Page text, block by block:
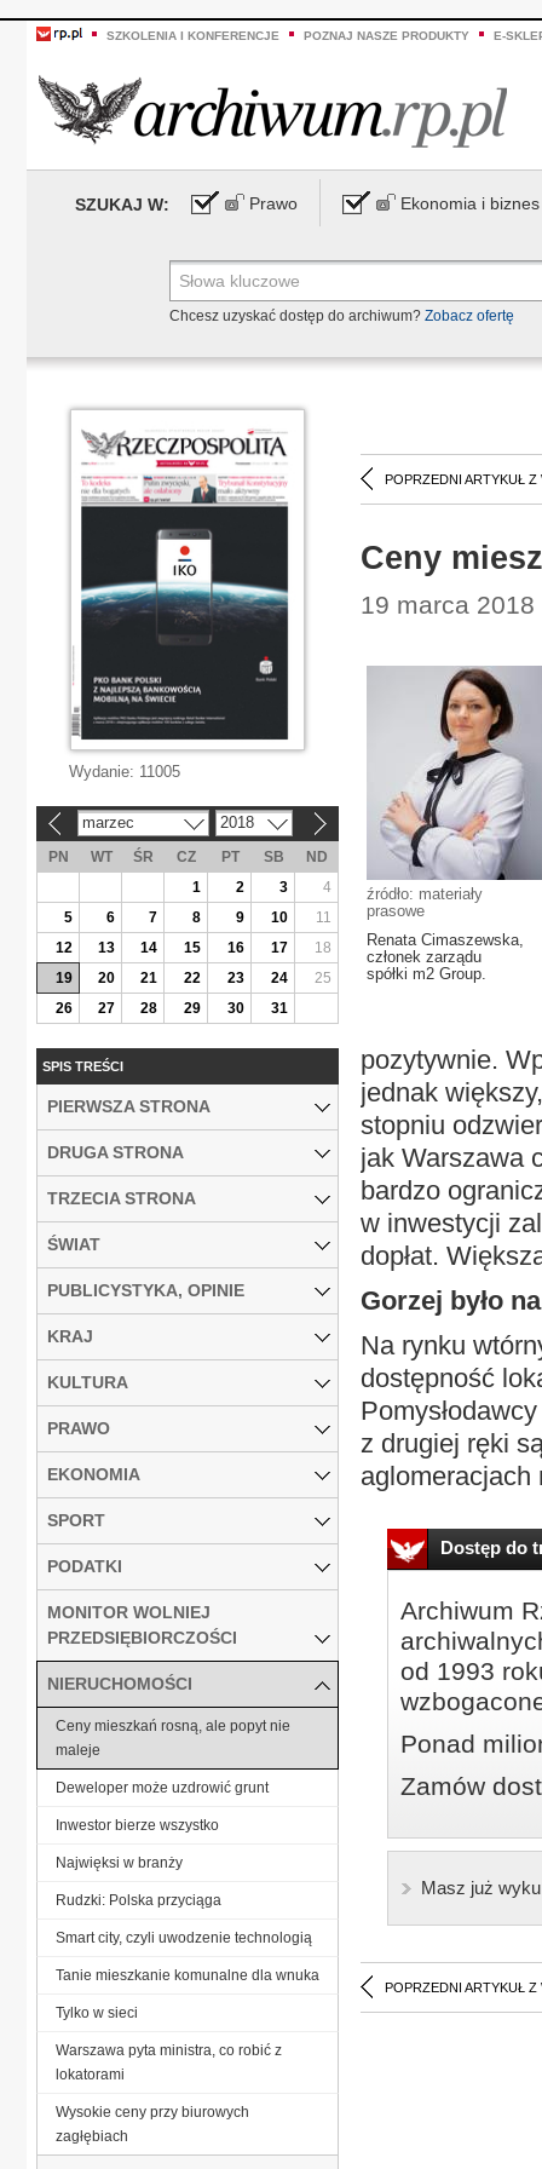
SZKOLENIA I KONFERENCJE POZNAJ NASZE PRODUKTY E-
SZUKAJ W: Prawo Ekonomia i biznes
Chcesz uzyskać dostęp do archiwum? Zobacz ofertę
POPRZEDNI ARTYKUŁ Z
Ceny
19 marca
źródło: materiały
prasowe
Renata Cimaszewska,
członek zarządu
spółki m2 Group.
pozytywnie.
jednak
stopniu
jak Warszawa
bardzo
w inwestycji
dopłat.
Gorzej było
Na rynku
dostępność
z drugiej ręki
aglomeracjach
Dostęp do
Archiwum
od 1993
Ponad
Zamów
Masz już
POPRZEDNI ARTYKUŁ Z
Wydanie: 11005
marzec 2018
PN WT ŚR CZ PT SB
ND
1
2 3
4
5
6 7 8 9 10
11
12
13 14 15 16 17
18
19
20 21 22 23 24
25
26
27 28 29 30 31
SPIS TREŚCI
PIERWSZA STRONA
DRUGA STRONA
TRZECIA STRONA
ŚWIAT
PUBLICYSTYKA, OPINIE
KRAJ
KULTURA
PRAWO
EKONOMIA
SPORT
PODATKI
MONITOR WOLNIEJ
PRZEDSIĘBIORCZOŚCI
NIERUCHOMOŚCI
Ceny mieszkań rosną, ale popyt nie
maleje
Deweloper może uzdrowić grunt
Inwestor bierze wszystko
Najwięksi w branży
Rudzki: Polska przyciąga
Smart city, czyli uwodzenie technologią
Tanie mieszkanie komunalne dla wnuka
Tylko w sieci
Warszawa pyta ministra, co robić z
lokatorami
Wysokie ceny przy biurowych
zagłębiach